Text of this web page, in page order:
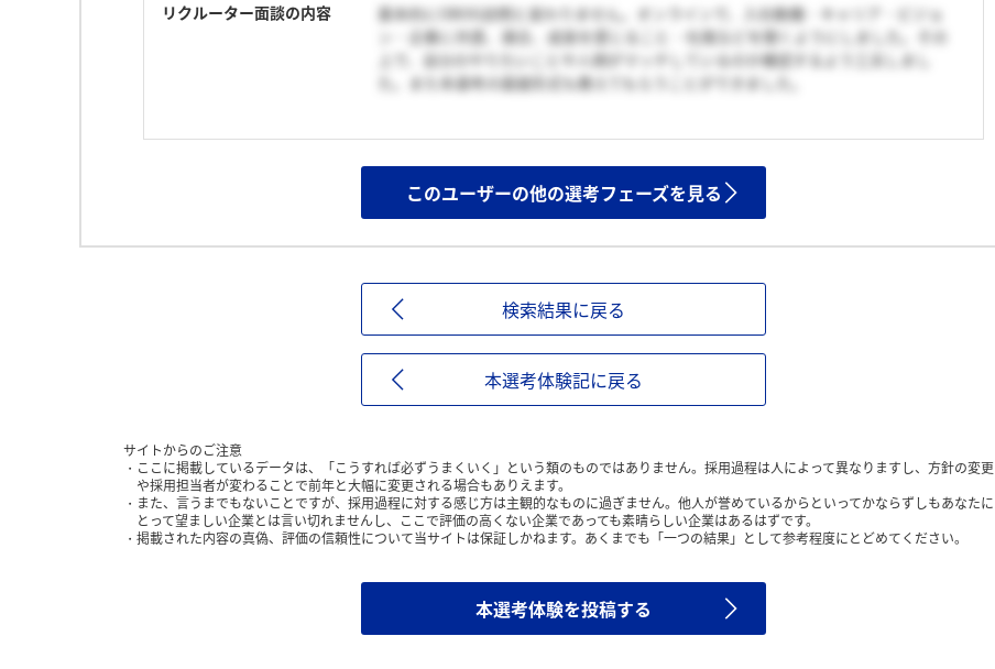
リクルーター面談の内容
基本的にOBOG訪問と変わりません。オンラインで、入社動機・キャリア・ビジョ
ン・企業に共感、適合、成長を感じること・社風などを聞くようにしました。その
上で、自分のやりたいことや人柄がマッチしているのか確認するよう工夫しまし
た。また本選考の面接形式も教えてもらうことができました。
このユーザーの他の選考フェーズを見る
検索結果に戻る
本選考体験記に戻る
サイトからのご注意
ここに掲載しているデータは、「こうすれば必ずうまくいく」という類のものではありません。採用過程は人によって異なりますし、方針の変更
や採用担当者が変わることで前年と大幅に変更される場合もありえます。
また、言うまでもないことですが、採用過程に対する感じ方は主観的なものに過ぎません。他人が誉めているからといってかならずしもあなたに
とって望ましい企業とは言い切れませんし、ここで評価の高くない企業であっても素晴らしい企業はあるはずです。
掲載された内容の真偽、評価の信頼性について当サイトは保証しかねます。あくまでも「一つの結果」として参考程度にとどめてください。
本選考体験を投稿する